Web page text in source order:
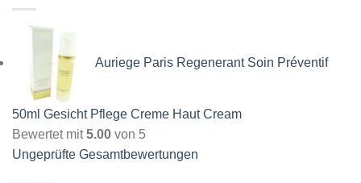
Auriege Paris Regenerant Soin Préventif
50ml Gesicht Pflege Creme Haut Cream
Bewertet mit5.00 von 5
Ungeprüfte Gesamtbewertungen